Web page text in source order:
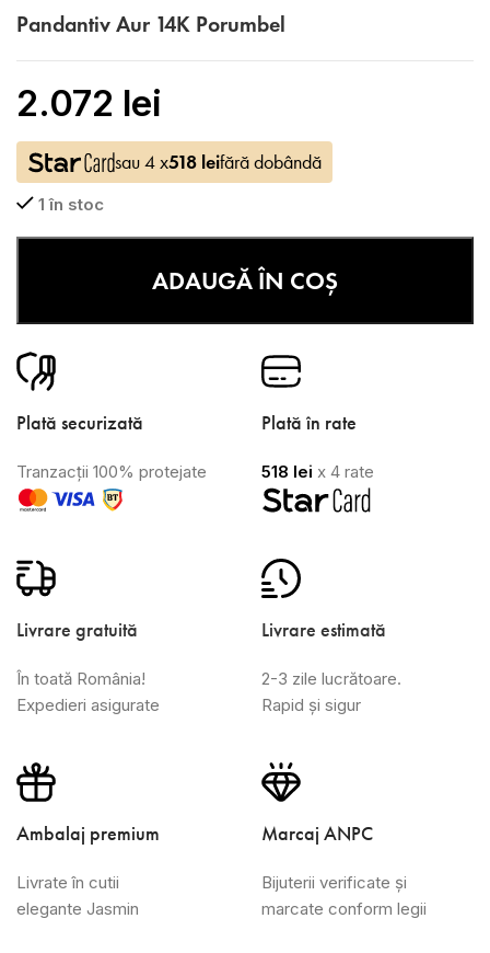
Pandantiv Aur 14K Porumbel
2.072 lei
sau 4 x518 leifără dobândă
1 în stoc
ADAUGĂ ÎN COȘ
Plată securizată
Tranzacții 100% protejate
Plată în rate
518 lei x 4 rate
Livrare gratuită
În toată România!
Expedieri asigurate
Livrare estimată
2-3 zile lucrătoare.
Rapid și sigur
Ambalaj premium
Livrate în cutii
elegante Jasmin
Marcaj ANPC
Bijuterii verificate și
marcate conform legii